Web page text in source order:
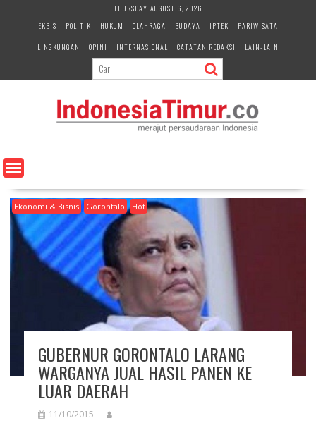
e
n
THURSDAY, AUGUST 6, 2026
EKBIS
POLITIK HUKUM OLAHRAGA BUDAYA IPTEK
PARIWISATA
LINGKUNGAN
OPINI INTERNASIONAL CATATAN REDAKSI LAIN-LAIN
Ekonomi & Bisnis Gorontalo Hot
GUBERNUR GORONTALO LARANG
WARGANYA JUAL HASIL PANEN KE
LUAR DAERAH
11/10/2015